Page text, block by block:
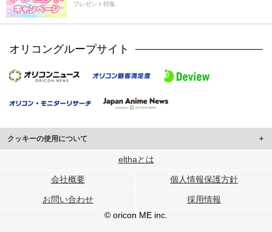
プレゼント特集
オリコングループサイト
クッキーの使用について
このサイトでは Cookie を使用して、ユーザーに合わせたコンテンツや広告の
行っています。
メディアや広告配信、データ解析の各パートナーに提供しています。
各パートナーは、この情報とユーザーが各パートナーに提供した他の情報や、
ユーザーが各パートナーのサービスを使用したときに収集した他の情報を組み
elthaとは
会社概要 個人情報保護方針
お問い合わせ
採用情報
© oricon ME inc.